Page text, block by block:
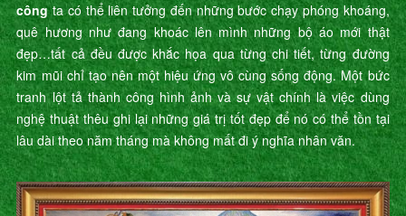
côngta có thể liên tưởng đến những bước chạy phóng khoáng,
quê hương như đang khoác lên mình những bộ áo mới thật
đẹp…tất cả đều được khắc họa qua từng chi tiết, từng đường
kim mũi chỉ tạo nên một hiệu ứng vô cùng sống động. Một bức
tranh lột tả thành công hình ảnh và sự vật chính là việc dùng
nghệ thuật thêu ghi lại những giá trị tốt đẹp để nó có thể tồn tại
lâu dài theo năm tháng mà không mất đi ý nghĩa nhân văn.